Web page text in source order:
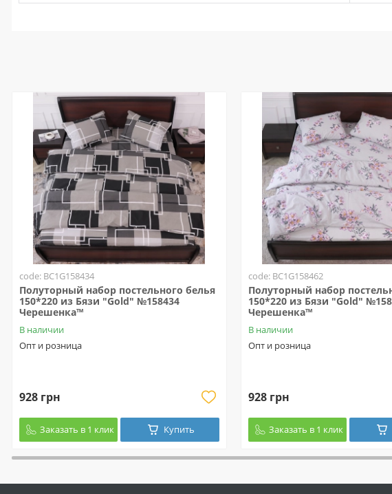
code: BC1G158434
Полуторный набор постельного белья
150*220 из Бязи "Gold" №158434
Черешенка™
В наличии
Опт и розница
928 грн
Заказать в 1 клик Купить
code: BC1G158462
Полуторный набор
150*220 из Бязи "Gold"
Черешенка™
В наличии
Опт и розница
928 грн
Заказать в 1 клик